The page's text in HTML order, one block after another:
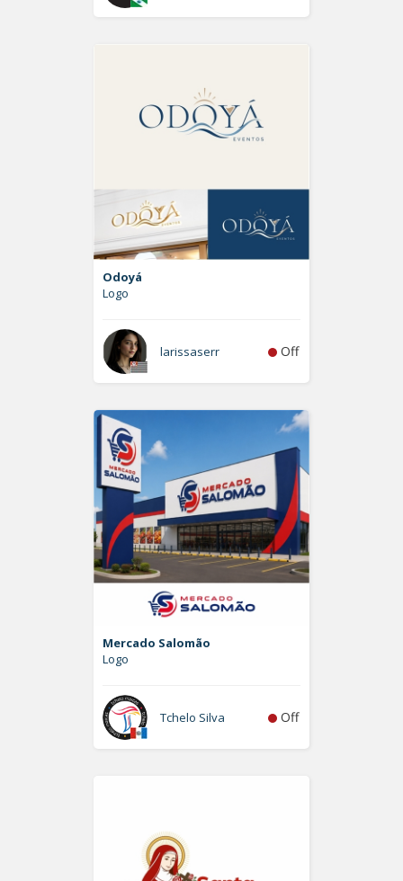
Odoyá
Logo
larissaserr Off
Mercado Salomão
Logo
Tchelo Silva Off